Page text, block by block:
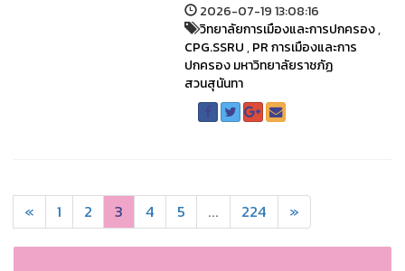
2026-07-19 13:08:16
วิทยาลัยการเมืองและการปกครอง,
CPG.SSRU,PR การเมืองและการ
ปกครอง มหาวิทยาลัยราชภัฏ
สวนสุนันทา
« 1 2 3 4 5 ... 224 »